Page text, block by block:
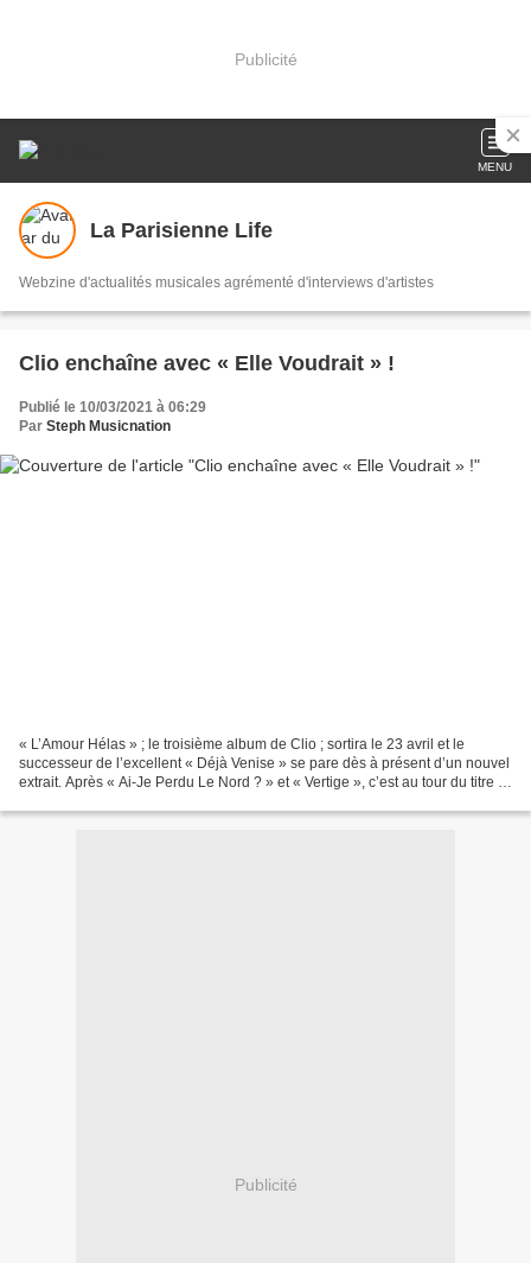
Publicité
MENU
La Parisienne Life
Webzine d'actualités musicales agrémenté d'interviews d'artistes
Clio enchaîne avec « Elle Voudrait » !
Publié le 10/03/2021 à 06:29
Par Steph Musicnation
« L’Amour Hélas » ; le troisième album de Clio ; sortira le 23 avril et le
successeur de l’excellent « Déjà Venise » se pare dès à présent d’un nouvel
extrait. Après « Ai-Je Perdu Le Nord ? » et « Vertige », c’est au tour du titre «
Publicité